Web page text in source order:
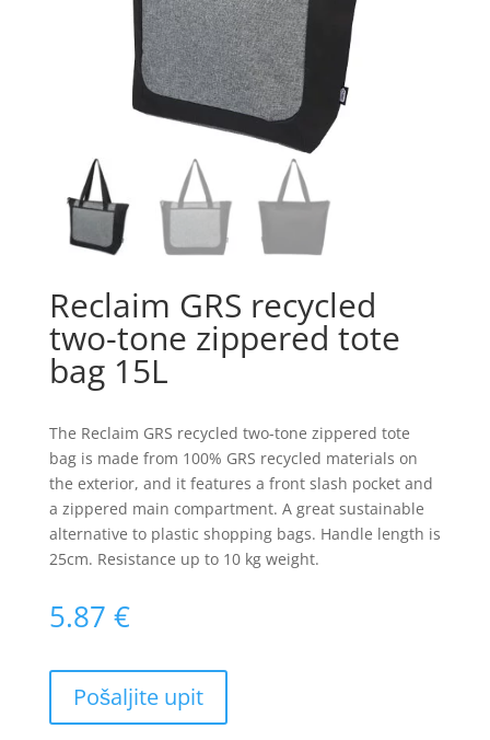
Reclaim GRS recycled
two-tone zippered tote
bag 15L
The Reclaim GRS recycled two-tone zippered tote
bag is made from 100% GRS recycled materials on
the exterior, and it features a front slash pocket and
a zippered main compartment. A great sustainable
alternative to plastic shopping bags. Handle length is
25cm. Resistance up to 10 kg weight.
5.87 €